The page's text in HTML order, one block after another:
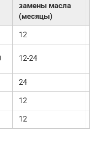
замены масла
(месяцы)
12
12-24
24
12
12